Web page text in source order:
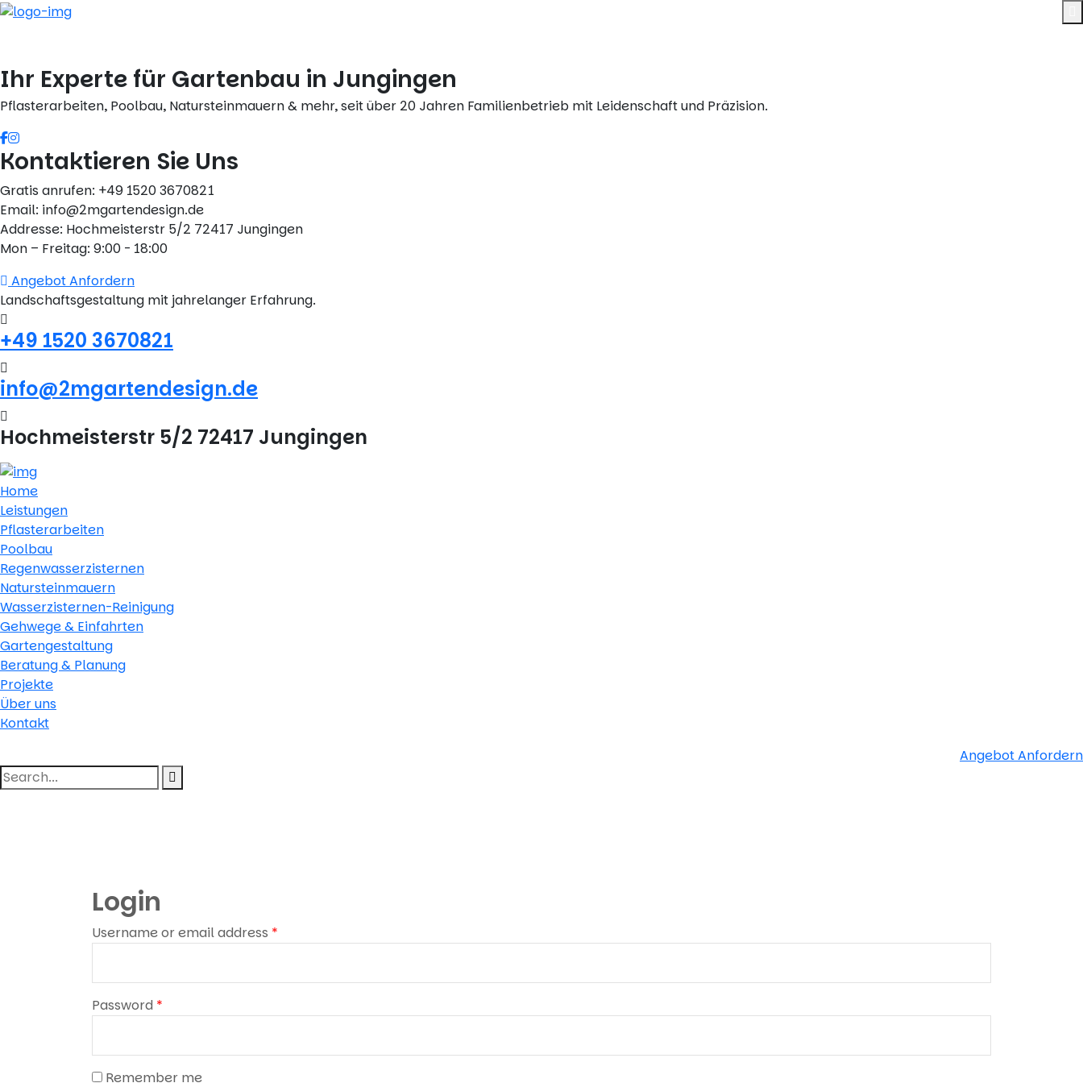
Skip
Ihr Experte für Gartenbau in Jungingen
Pflasterarbeiten, Poolbau, Natursteinmauern & mehr, seit über 20 Jahren Familienbetrieb mit Leidenschaft und Präzision.
Kontaktieren Sie Uns
Gratis anrufen: +49 1520 3670821
Email: info@2mgartendesign.de
Addresse: Hochmeisterstr 5/2 72417 Jungingen
Mon – Freitag: 9:00 - 18:00
Angebot Anfordern
Landschaftsgestaltung mit jahrelanger Erfahrung.
+49 1520 3670821
info@2mgartendesign.de
Hochmeisterstr 5/2 72417 Jungingen
Home
Leistungen
Pflasterarbeiten
Poolbau
Regenwasserzisternen
Natursteinmauern
Wasserzisternen-Reinigung
Gehwege & Einfahrten
Gartengestaltung
Beratung & Planung
Projekte
Über uns
Kontakt
Angebot Anfordern
Login
Username or email address *
Password *
Remember me